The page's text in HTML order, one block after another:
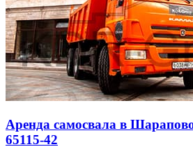
Аренда самосвала в
65115-42